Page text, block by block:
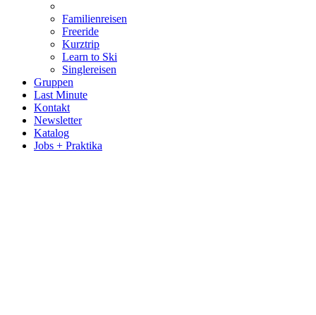
Familienreisen
Freeride
Kurztrip
Learn to Ski
Singlereisen
Gruppen
Last Minute
Kontakt
Newsletter
Katalog
Jobs + Praktika